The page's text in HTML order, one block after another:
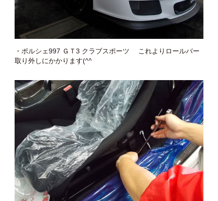
・ポルシェ997 ＧＴ3 クラブスポーツ これよりロールバー
取り外しにかかります(^^ゞ